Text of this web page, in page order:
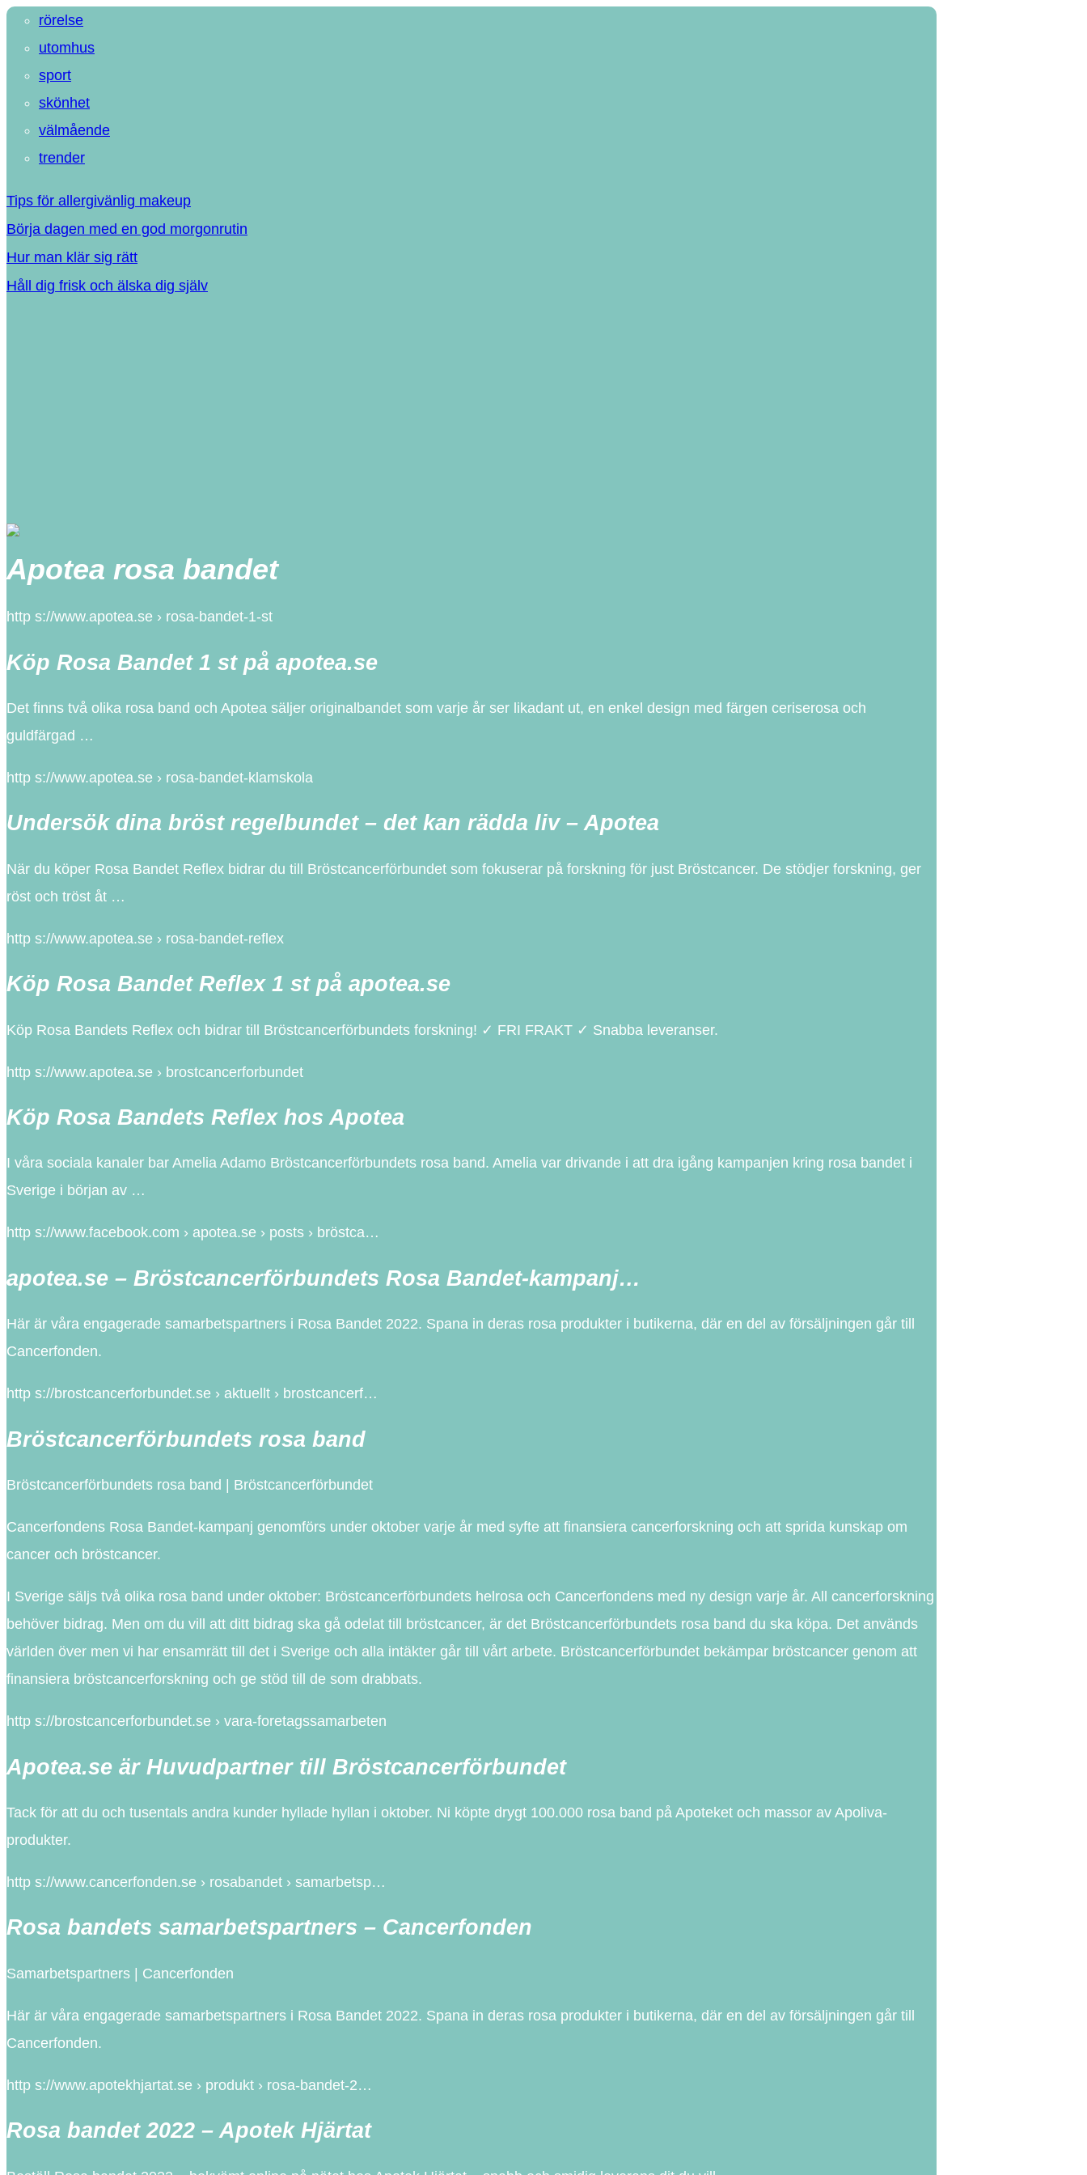
rörelse
utomhus
sport
skönhet
välmående
trender
Tips för allergivänlig makeup
Börja dagen med en god morgonrutin
Hur man klär sig rätt
Håll dig frisk och älska dig själv
Apotea rosa bandet
http s://www.apotea.se › rosa-bandet-1-st
Köp Rosa Bandet 1 st på apotea.se
Det finns två olika rosa band och Apotea säljer originalbandet som varje år ser likadant ut, en enkel design med färgen ceriserosa och
guldfärgad …
http s://www.apotea.se › rosa-bandet-klamskola
Undersök dina bröst regelbundet – det kan rädda liv – Apotea
När du köper Rosa Bandet Reflex bidrar du till Bröstcancerförbundet som fokuserar på forskning för just Bröstcancer. De stödjer forskning, ger
röst och tröst åt …
http s://www.apotea.se › rosa-bandet-reflex
Köp Rosa Bandet Reflex 1 st på apotea.se
Köp Rosa Bandets Reflex och bidrar till Bröstcancerförbundets forskning! ✓ FRI FRAKT ✓ Snabba leveranser.
http s://www.apotea.se › brostcancerforbundet
Köp Rosa Bandets Reflex hos Apotea
I våra sociala kanaler bar Amelia Adamo Bröstcancerförbundets rosa band. Amelia var drivande i att dra igång kampanjen kring rosa bandet i
Sverige i början av …
http s://www.facebook.com › apotea.se › posts › bröstca…
apotea.se – Bröstcancerförbundets Rosa Bandet-kampanj…
Här är våra engagerade samarbetspartners i Rosa Bandet 2022. Spana in deras rosa produkter i butikerna, där en del av försäljningen går till
Cancerfonden.
http s://brostcancerforbundet.se › aktuellt › brostcancerf…
Bröstcancerförbundets rosa band
Bröstcancerförbundets rosa band | Bröstcancerförbundet
Cancerfondens Rosa Bandet-kampanj genomförs under oktober varje år med syfte att finansiera cancerforskning och att sprida kunskap om
cancer och bröstcancer.
I Sverige säljs två olika rosa band under oktober: Bröstcancerförbundets helrosa och Cancerfondens med ny design varje år. All cancerforskning
behöver bidrag. Men om du vill att ditt bidrag ska gå odelat till bröstcancer, är det Bröstcancerförbundets rosa band du ska köpa. Det används
världen över men vi har ensamrätt till det i Sverige och alla intäkter går till vårt arbete. Bröstcancerförbundet bekämpar bröstcancer genom att
finansiera bröstcancerforskning och ge stöd till de som drabbats.
http s://brostcancerforbundet.se › vara-foretagssamarbeten
Apotea.se är Huvudpartner till Bröstcancerförbundet
Tack för att du och tusentals andra kunder hyllade hyllan i oktober. Ni köpte drygt 100.000 rosa band på Apoteket och massor av Apoliva-
produkter.
http s://www.cancerfonden.se › rosabandet › samarbetsp…
Rosa bandets samarbetspartners – Cancerfonden
Samarbetspartners | Cancerfonden
Här är våra engagerade samarbetspartners i Rosa Bandet 2022. Spana in deras rosa produkter i butikerna, där en del av försäljningen går till
Cancerfonden.
http s://www.apotekhjartat.se › produkt › rosa-bandet-2…
Rosa bandet 2022 – Apotek Hjärtat